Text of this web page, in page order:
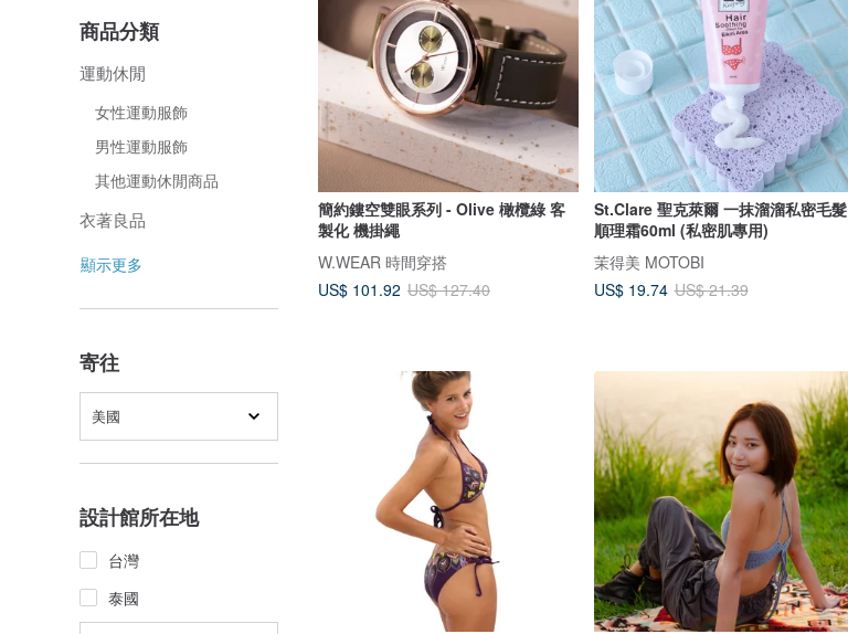
商品分類
運動休閒
女性運動服飾
男性運動服飾
其他運動休閒商品
衣著良品
顯示更多
寄往
美國
設計館所在地
台灣
泰國
簡約鏤空雙眼系列 - Olive 橄欖綠 客
製化 機掛繩
W.WEAR 時間穿搭
US$ 101.92 US$ 127.40
St.Clare 聖克萊爾 一抹溜溜私密毛髮
順理霜60ml (私密肌專用)
茉得美 MOTOBI
US$ 19.74 US$ 21.39